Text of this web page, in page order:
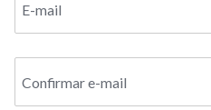
E-mail
Confirmar e-mail